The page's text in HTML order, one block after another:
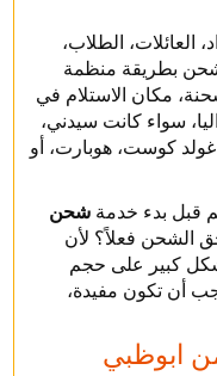
العائلات، الطلاب،
بطريقة منظمة
مكان الاستلام في
سواء كانت سيدني،
غولد كوست، هوبارت، أو
قبل بدء خدمة شحن
الشحن فعلاً؟ لأن
كبير على حجم
أن تكون مفيدة،
ابوظبي